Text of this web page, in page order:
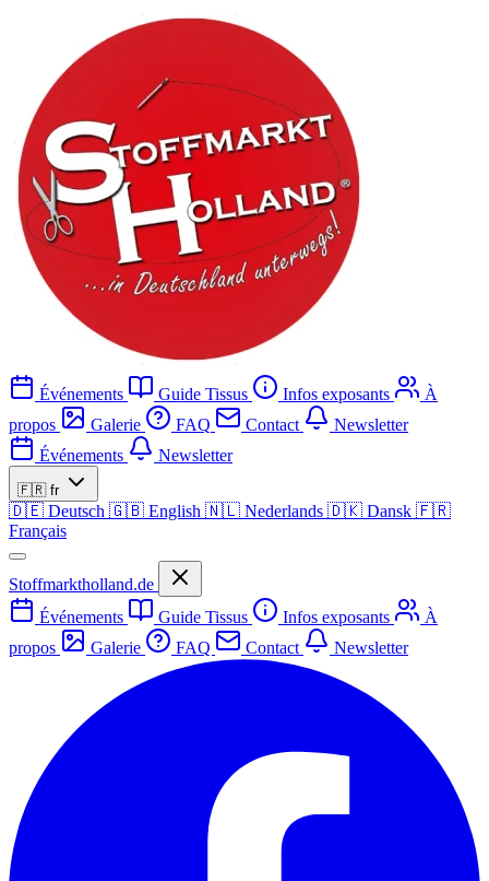
Événements Guide Tissus Infos exposants
À
propos
Galerie FAQ Contact
Newsletter
Événements
Newsletter
🇫🇷 fr
🇩🇪 Deutsch 🇬🇧 English 🇳🇱 Nederlands 🇩🇰 Dansk 🇫🇷
Français
Stoffmarktholland.de
Événements
Guide Tissus Infos exposants
À
propos
Galerie FAQ Contact Newsletter